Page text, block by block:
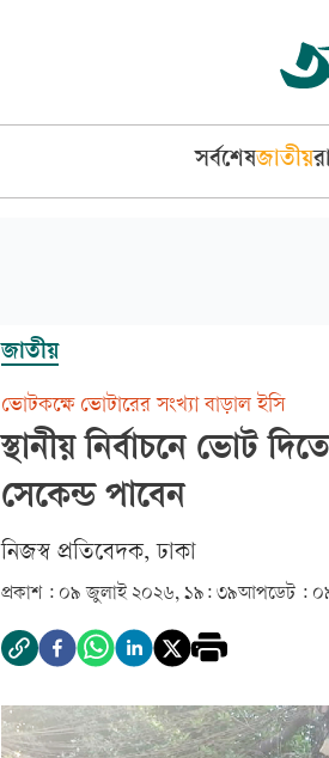
সর্বশেষজাতীয়
জাতীয়
ভোটকক্ষে ভোটারের সংখ্যা বাড়াল ইসি
স্থানীয় নির্বাচনে ভোট
সেকেন্ড পাবেন
‎নিজস্ব প্রতিবেদক, ঢাকা‎
প্রকাশ : ০৯ জুলাই ২০২৬, ১৯: ৩৯আপডেট :